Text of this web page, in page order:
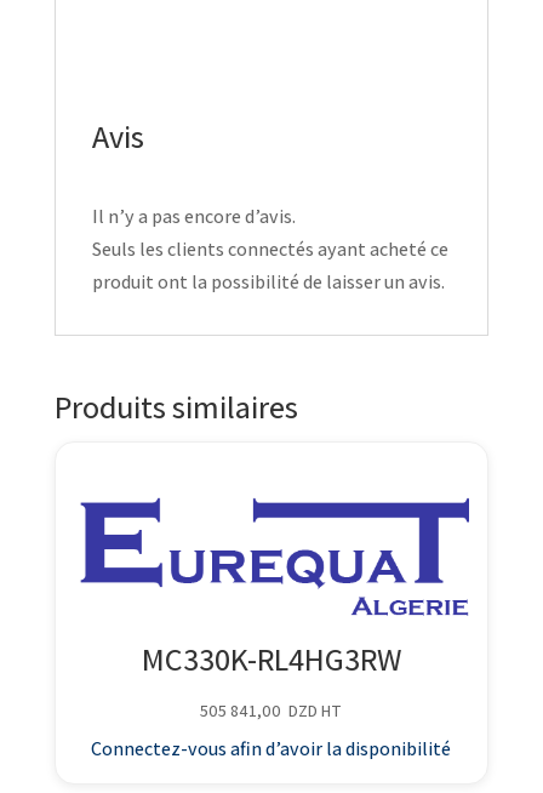
Avis
Il n’y a pas encore d’avis.
Seuls les clients connectés ayant acheté ce
produit ont la possibilité de laisser un avis.
Produits similaires
MC330K-RL4HG3RW
505 841,00 DZD HT
Connectez-vous afin d’avoir la disponibilité